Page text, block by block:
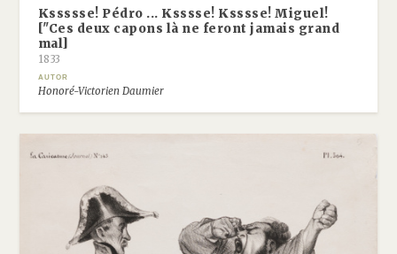
Kssssse! Pédro ... Ksssse! Ksssse! Miguel!
["Ces deux capons là ne feront jamais grand
mal]
1833
AUTOR
Honoré-Victorien Daumier